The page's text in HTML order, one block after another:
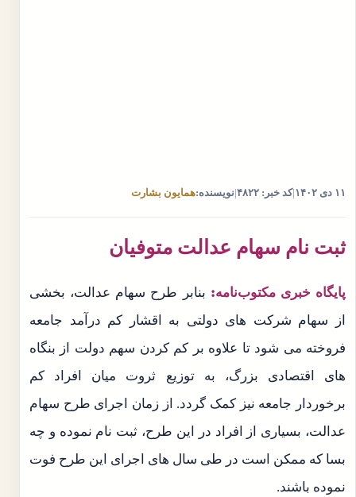
۱۱ دی ۱۴۰۲ |کد خبر: ۴۸۲۲ نویسنده:همایون بشارت
ثبت نام سهام عدالت متوفیان
پایگاه خبری مکتوب‌نامه: بنابر طرح سهام عدالت، بخشی
از سهام شرکت های دولتی به اقشار کم درآمد جامعه
فروخته می شود تا علاوه بر کم کردن سهم دولت از بنگاه
های اقتصادی بزرگ، به توزیع ثروت میان افراد کم
برخوردار جامعه نیز کمک گردد. از زمان اجرای طرح سهام
عدالت، بسیاری از افراد در این طرح، ثبت نام نموده و چه
بسا که ممکن است در طی سال های اجرای این طرح فوت
نموده باشند.